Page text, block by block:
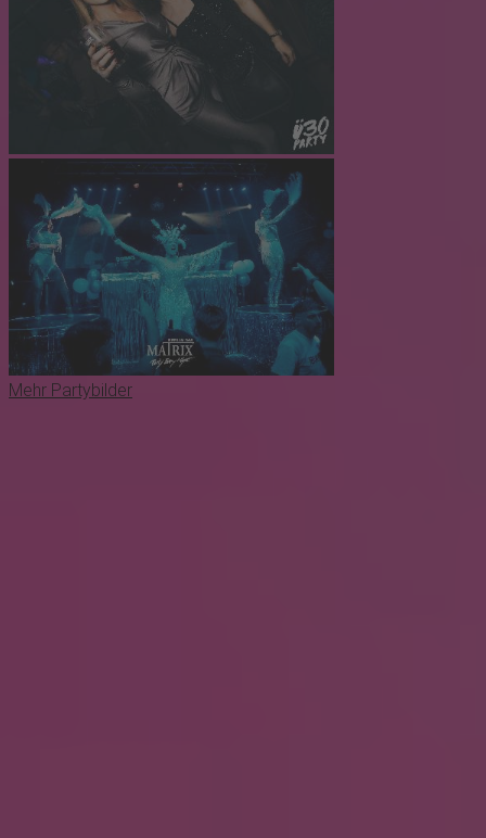
Mehr Partybilder